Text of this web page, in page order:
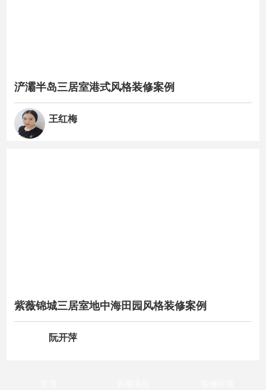
浐灞半岛三居室港式风格装修案例
王红梅
紫薇锦城三居室地中海田园风格装修案例
阮开萍